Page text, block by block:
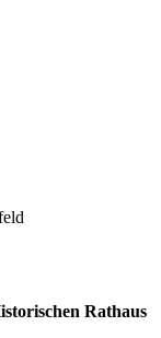
Rathaus